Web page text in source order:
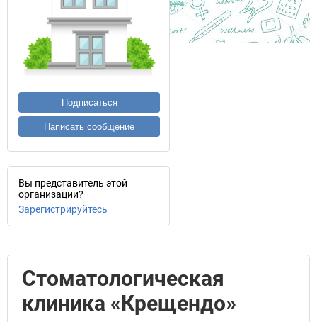
Подписаться
Написать сообщение
Вы представитель этой
организации?
Зарегистрируйтесь
Стоматологическая
клиника «Крещендо»